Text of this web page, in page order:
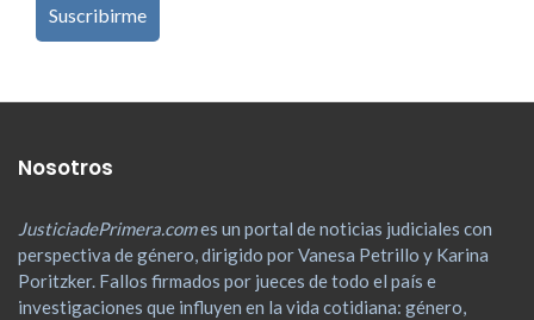
Nosotros
JusticiadePrimera.comes un portal de noticias judiciales con
perspectiva de género, dirigido por Vanesa Petrillo y Karina
Poritzker. Fallos firmados por jueces de todo el país e
investigaciones que influyen en la vida cotidiana: género,